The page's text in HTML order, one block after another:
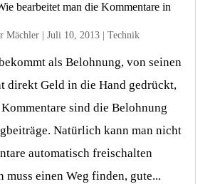
bearbeitet man die Kommentare in
Mächler| Juli 10, 2013| Technik
als Belohnung, von seinen
direkt Geld in die Hand gedrückt,
sind die Belohnung
Natürlich kann man nicht
automatisch freischalten
muss einen Weg finden, gute...